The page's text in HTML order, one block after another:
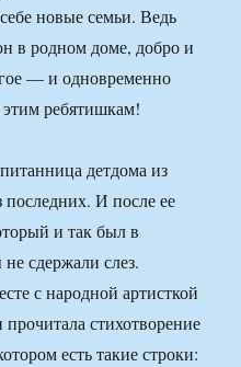
новые семьи. Ведь
в родном доме, добро и
— и одновременно
ребятишкам!
детдома из
И после ее
и так был в
сдержали слез.
с народной артисткой
стихотворение
есть такие строки: